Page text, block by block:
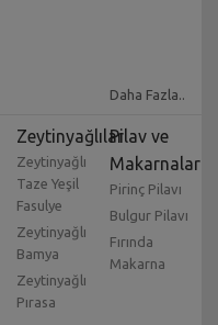
Daha Fazla..
Zeytinyağlılar
Zeytinyağlı
Taze Yeşil
Fasulye
Zeytinyağlı
Bamya
Zeytinyağlı
Pırasa
Pilav ve
Makarnalar
Pirinç Pilavı
Bulgur Pilavı
Fırında
Makarna